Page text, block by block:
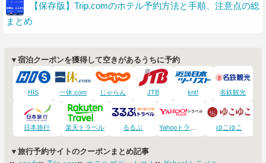
【保存版】Trip.comのホテル予約方法と手順、注意点の総
まとめ
▼宿泊クーポンを獲得して空きがあるうちに予約
HIS 一休.com じゃらん JTB knt! 名鉄観光
日本旅行 楽天トラベル るるぶ ゆこゆこ
▼旅行予約サイトのクーポンまとめ記事